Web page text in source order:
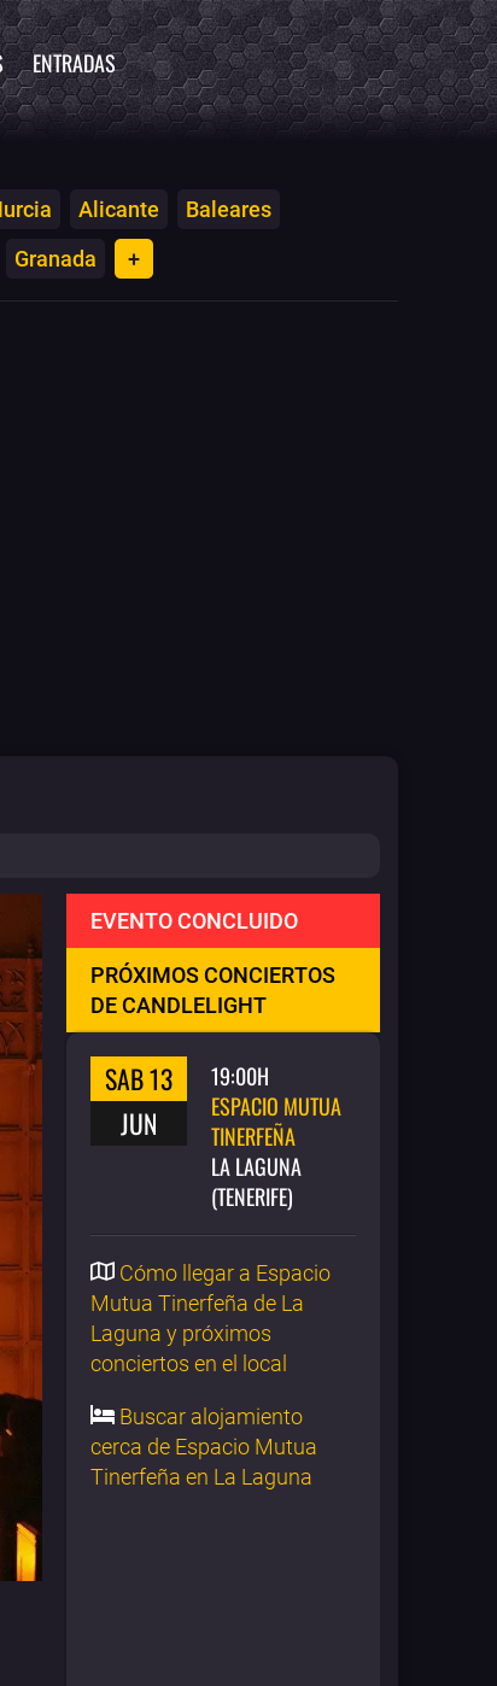
ENTRADAS
Alicante
Baleares
Granada +
EVENTO CONCLUIDO
PRÓXIMOS CONCIERTOS
DE CANDLELIGHT
SAB 13
JUN
19:00H
ESPACIO MUTUA
TINERFEÑA
LA LAGUNA
(TENERIFE)
Cómo llegar a Espacio
Mutua Tinerfeña de La
Laguna y próximos
conciertos en el local
Buscar alojamiento
cerca de Espacio Mutua
Tinerfeña en La Laguna